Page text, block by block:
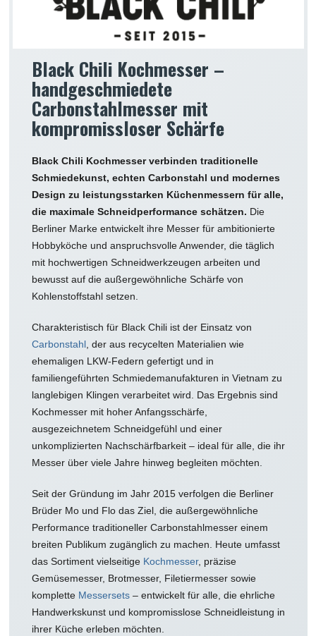
Black Chili Kochmesser –
handgeschmiedete
Carbonstahlmesser mit
kompromissloser Schärfe
Black Chili Kochmesser verbinden traditionelle
Schmiedekunst, echten Carbonstahl und modernes
Design zu leistungsstarken Küchenmessern für alle,
die maximale Schneidperformance schätzen. Die
Berliner Marke entwickelt ihre Messer für ambitionierte
Hobbyköche und anspruchsvolle Anwender, die täglich
mit hochwertigen Schneidwerkzeugen arbeiten und
bewusst auf die außergewöhnliche Schärfe von
Kohlenstoffstahl setzen.
Charakteristisch für Black Chili ist der Einsatz von
Carbonstahl, der aus recycelten Materialien wie
ehemaligen LKW-Federn gefertigt und in
familiengeführten Schmiedemanufakturen in Vietnam zu
langlebigen Klingen verarbeitet wird. Das Ergebnis sind
Kochmesser mit hoher Anfangsschärfe,
ausgezeichnetem Schneidgefühl und einer
unkomplizierten Nachschärfbarkeit – ideal für alle, die ihr
Messer über viele Jahre hinweg begleiten möchten.
Seit der Gründung im Jahr 2015 verfolgen die Berliner
Brüder Mo und Flo das Ziel, die außergewöhnliche
Performance traditioneller Carbonstahlmesser einem
breiten Publikum zugänglich zu machen. Heute umfasst
das Sortiment vielseitige Kochmesser, präzise
Gemüsemesser, Brotmesser, Filetiermesser sowie
komplette Messersets– entwickelt für alle, die ehrliche
Handwerkskunst und kompromisslose Schneidleistung in
ihrer Küche erleben möchten.